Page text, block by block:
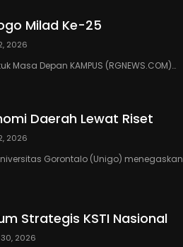
Milad Ke-25
2026
Masa Depan KAMPUS (RGNEWS.COM)…
Daerah Lewat Riset
2026
Universitas Gorontalo (Unigo) menegaskan
Strategis KSTI Nasional
2026